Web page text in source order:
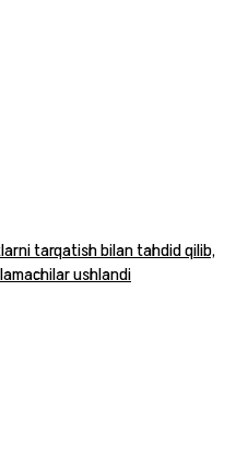
tarqatish bilan tahdid qilib,
ushlandi